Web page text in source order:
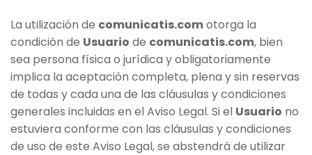
La utilización de comunicatis.comotorga la
condición de Usuario de comunicatis.com, bien
sea persona física o jurídica y obligatoriamente
implica la aceptación completa, plena y sin reservas
de todas y cada una de las cláusulas y condiciones
generales incluidas en el Aviso Legal. Si el Usuario no
estuviera conforme con las cláusulas y condiciones
de uso de este Aviso Legal, se abstendrá de utilizar